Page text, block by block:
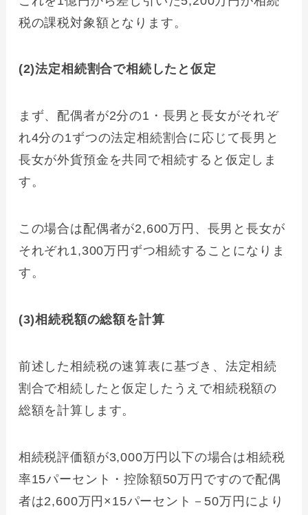
税の課税対象額となります。
(2)法定相続割合で相続したと仮定
まず、配偶者が2分の1・長男と長女がそれぞ
れ4分の1ずつの法定相続割合に応じて長男と
長女が外貨預金を共同で相続すると仮定しま
す。
この場合は配偶者が2,600万円、長男と長女が
それぞれ1,300万円ずつ相続することになりま
す。
(3)相続税額の総額を計算
前述した相続税の速算表に基づき、法定相続
割合で相続したと仮定したうえで相続税額の
総額を計算します。
相続税評価額が3,000万円以下の場合は相続税
率15パーセント・控除額50万円ですので配偶
者は2,600万円×15パーセント－50万円により